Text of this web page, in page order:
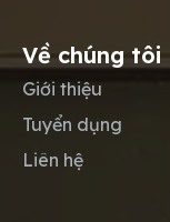
Về chúng tôi
Giới thiệu
Tuyển dụng
Liên hệ